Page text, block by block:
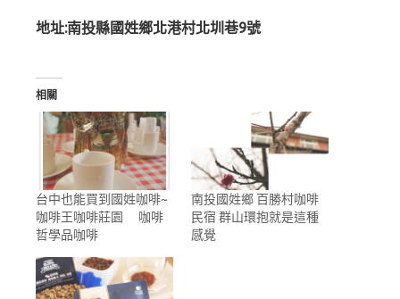
地址:南投縣國姓鄉北港村北圳巷9號
相關
台中也能買到國姓咖啡~
咖啡王咖啡莊園 咖啡
哲學品咖啡
南投國姓鄉 百勝村咖啡
民宿 群山環抱就是這種
感覺